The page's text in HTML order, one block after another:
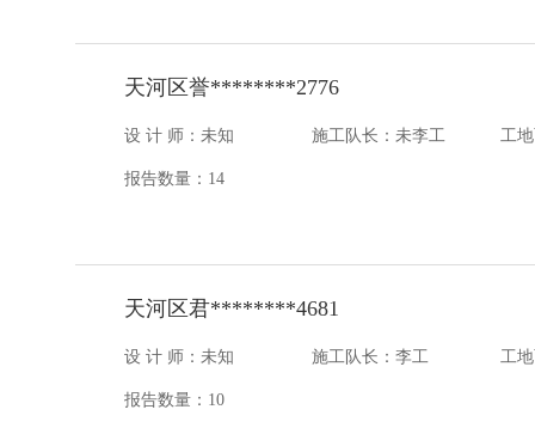
天河区誉********2776
设 计 师：未知 施工队长：未李工 工
报告数量：14
天河区君********4681
设 计 师：未知 施工队长：李工 工
报告数量：10